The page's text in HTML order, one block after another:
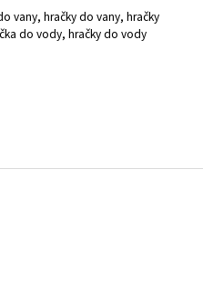
vany, hračky do vany, hračky
do vody, hračky do vody